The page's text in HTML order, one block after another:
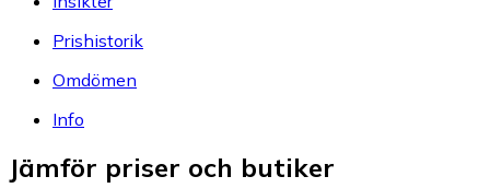
Prishistorik
Omdömen
Info
Jämför priser och butiker